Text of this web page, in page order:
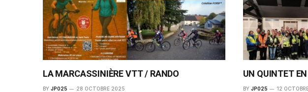
LA MARCASSINIÈRE VTT / RANDO
BY JP025 28 OCTOBRE 2025
UN QUINTET
BY JP025 12